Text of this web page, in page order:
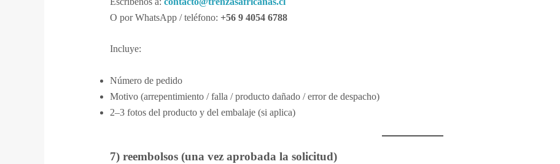
O por WhatsApp / teléfono: +56 9 4054 6788
Incluye:
Número de pedido
Motivo (arrepentimiento / falla / producto dañado / error de despacho)
2–3 fotos del producto y del embalaje (si aplica)
7) reembolsos (una vez aprobada la solicitud)